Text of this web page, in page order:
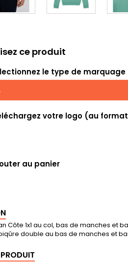
ce produit
le type de
votre logo (au
au panier
Côte 1x1 au col, bas de manches et
double au bas de manches et